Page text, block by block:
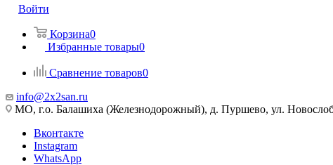
Войти
Корзина0
Избранные товары0
Сравнение товаров0
info@2x2san.ru
МО, г.о. Балашиха (Железнодорожный), д. Пуршево, ул.
Вконтакте
Instagram
WhatsApp